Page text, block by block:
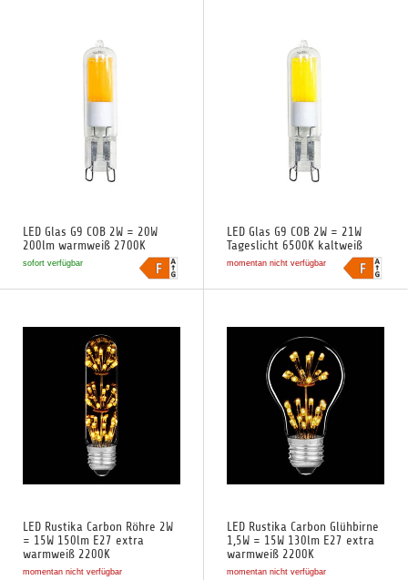
LED Glas G9 COB 2W = 20W
200lm warmweiß 2700K
sofort verfügbar
LED Glas G9 COB 2W = 21W
Tageslicht 6500K kaltweiß
momentan nicht verfügbar
LED Rustika Carbon Röhre 2W
= 15W 150lm E27 extra
warmweiß 2200K
momentan nicht verfügbar
LED Rustika Carbon Glühbirne
1,5W = 15W 130lm E27 extra
warmweiß 2200K
momentan nicht verfügbar